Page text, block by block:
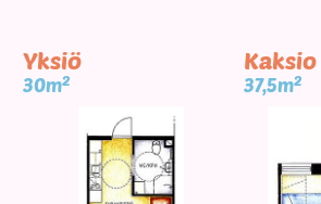
Yksiö
30m2
Kaksio
37,5m2